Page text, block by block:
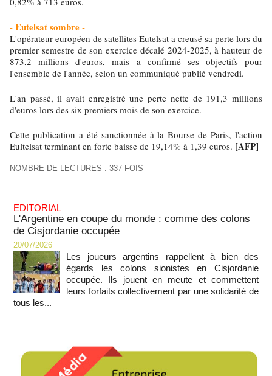
- Eutelsat sombre -
L'opérateur européen de satellites Eutelsat a creusé sa perte lors du
premier semestre de son exercice décalé 2024-2025, à hauteur de
873,2 millions d'euros, mais a confirmé ses objectifs pour
l'ensemble de l'année, selon un communiqué publié vendredi.
L'an passé, il avait enregistré une perte nette de 191,3 millions
d'euros lors des six premiers mois de son exercice.
Cette publication a été sanctionnée à la Bourse de Paris, l'action
Eultelsat terminant en forte baisse de 19,14% à 1,39 euros. [AFP]
NOMBRE DE LECTURES : 337 FOIS
EDITORIAL
L'Argentine en coupe du monde : comme des colons
de Cisjordanie occupée
20/07/2026
Les joueurs argentins rappellent à bien des
égards les colons sionistes en Cisjordanie
occupée. Ils jouent en meute et commettent
leurs forfaits collectivement par une solidarité de
tous les...